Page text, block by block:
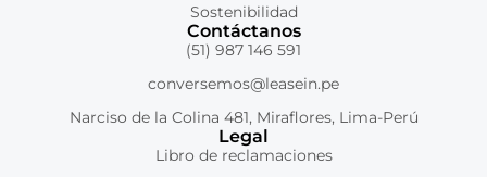
Sostenibilidad
Contáctanos
(51) 987 146 591
conversemos@leasein.pe
Narciso de la Colina 481, Miraflores, Lima-Perú
Legal
Libro de reclamaciones